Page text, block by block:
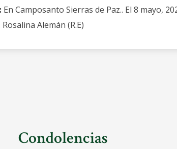
En Camposanto Sierras de Paz.. El 8 mayo,
Rosalina Alemán (R.E)
Condolencias